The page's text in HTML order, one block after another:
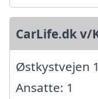
CarLife.dk v/
Østkystvejen
Ansatte: 1